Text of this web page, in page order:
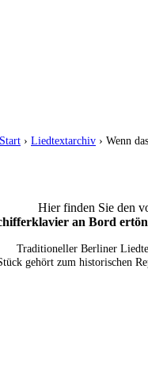
Start › Liedtextarchiv › Wenn
Hier finden Sie den
an Bord
Traditioneller Berliner
gehört zum historischen